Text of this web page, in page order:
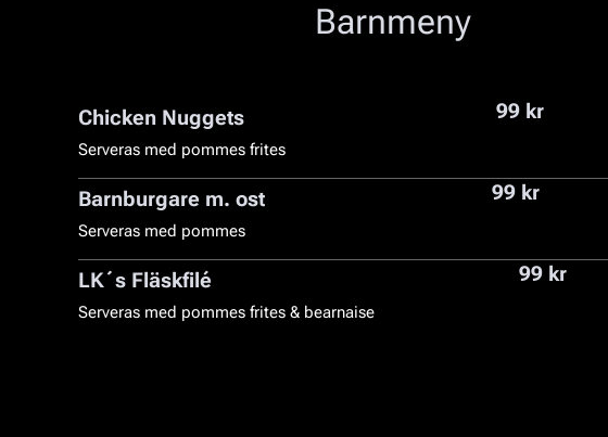
Barnmeny
Chicken Nuggets
Serveras med pommes frites
99 kr
Barnburgare m. ost
Serveras med pommes
99 kr
LK´s Fläskfilé
Serveras med pommes frites & bearnaise
99 kr